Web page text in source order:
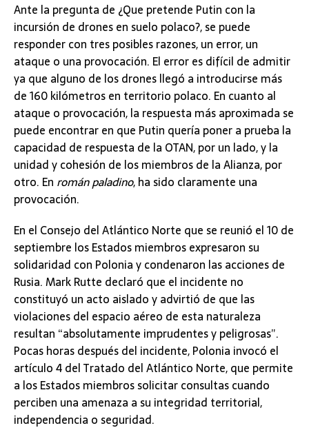
Ante la pregunta de ¿Que pretende Putin con la
incursión de drones en suelo polaco?, se puede
responder con tres posibles razones, un error, un
ataque o una provocación. El error es difícil de admitir
ya que alguno de los drones llegó a introducirse más
de 160 kilómetros en territorio polaco. En cuanto al
ataque o provocación, la respuesta más aproximada se
puede encontrar en que Putin quería poner a prueba la
capacidad de respuesta de la OTAN, por un lado, y la
unidad y cohesión de los miembros de la Alianza, por
otro. En román paladino, ha sido claramente una
provocación.
En el Consejo del Atlántico Norte que se reunió el 10 de
septiembre los Estados miembros expresaron su
solidaridad con Polonia y condenaron las acciones de
Rusia. Mark Rutte declaró que el incidente no
constituyó un acto aislado y advirtió de que las
violaciones del espacio aéreo de esta naturaleza
resultan “absolutamente imprudentes y peligrosas”.
Pocas horas después del incidente, Polonia invocó el
artículo 4 del Tratado del Atlántico Norte, que permite
a los Estados miembros solicitar consultas cuando
perciben una amenaza a su integridad territorial,
independencia o seguridad.